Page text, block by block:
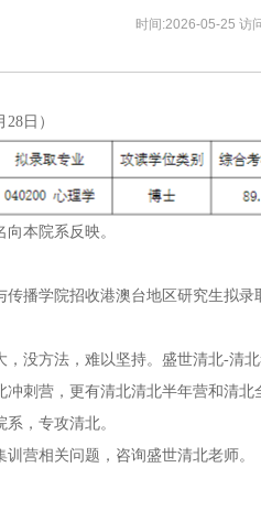
时间:2026-05-25 访
日）
本院系反映。
传播学院招收港澳台地区研究生拟
没方法，难以坚持。盛世清北-清
刺营，更有清北清北半年营和清
，专攻清北。
营相关问题，咨询盛世清北老师。